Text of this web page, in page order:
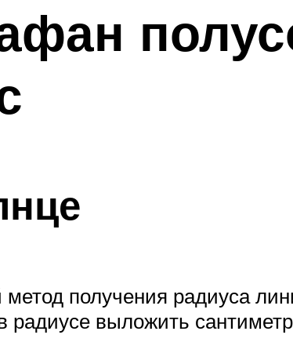
получения радиуса
радиусе выложить